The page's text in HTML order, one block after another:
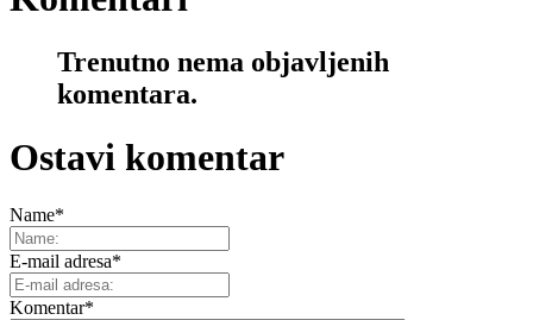
Trenutno nema objavljenih
komentara.
Ostavi komentar
Name*
E-mail adresa*
Komentar*